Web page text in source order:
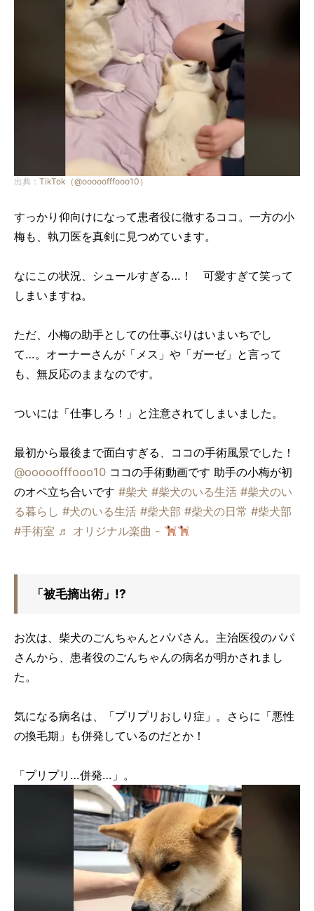
出典： TikTok（@ooooofffooo10）
すっかり仰向けになって患者役に徹するココ。一方の小
梅も、執刀医を真剣に見つめています。
なにこの状況、シュールすぎる…！ 可愛すぎて笑って
しまいますね。
ただ、小梅の助手としての仕事ぶりはいまいちでし
て…。オーナーさんが「メス」や「ガーゼ」と言って
も、無反応のままなのです。
ついには「仕事しろ！」と注意されてしまいました。
最初から最後まで面白すぎる、ココの手術風景でした！
@ooooofffooo10 ココの手術動画です 助手の小梅が初
のオペ立ち合いです #柴犬 #柴犬のいる生活 #柴犬のい
る暮らし #犬のいる生活 #柴犬部 #柴犬の日常 #柴犬部
#手術室 ♬ オリジナル楽曲 -
「被毛摘出術」!?
お次は、柴犬のごんちゃんとパパさん。主治医役のパパ
さんから、患者役のごんちゃんの病名が明かされまし
た。
気になる病名は、「プリプリおしり症」。さらに「悪性
の換毛期」も併発しているのだとか！
「プリプリ…併発…」。